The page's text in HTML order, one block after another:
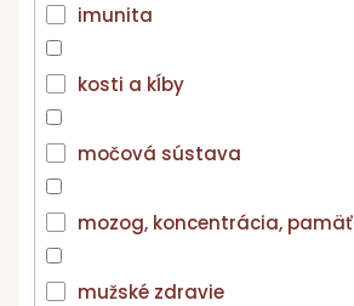
imunita
kosti a kĺby
močová sústava
mozog, koncentrácia, pamäť
mužské zdravie